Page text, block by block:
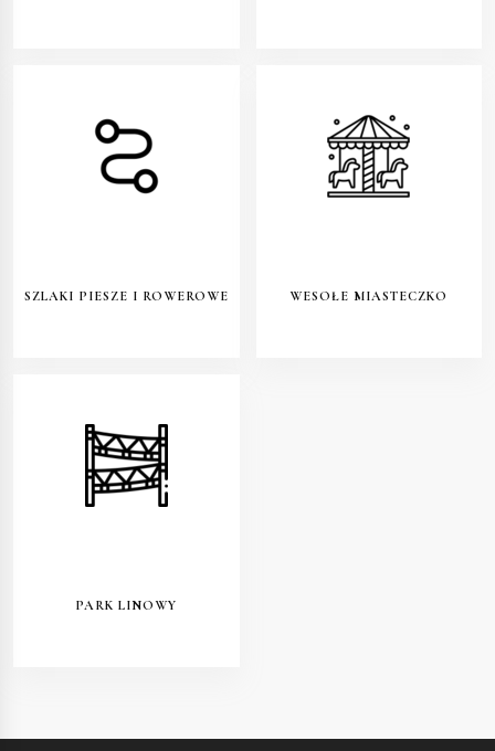
SZLAKI PIESZE I ROWEROWE WESOŁE MIASTECZKO
PARK LINOWY